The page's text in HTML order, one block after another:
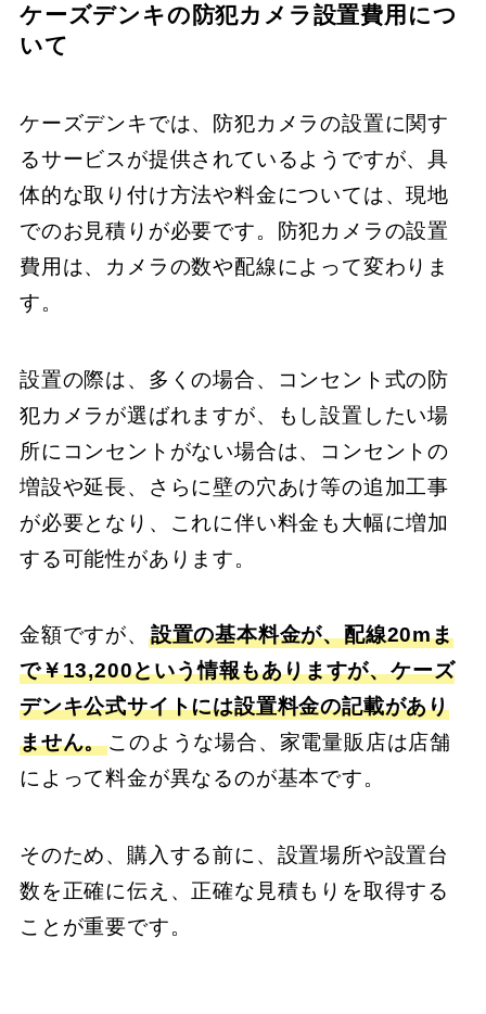
ケーズデンキの防犯カメラ設置費用につ
いて
ケーズデンキでは、防犯カメラの設置に関す
るサービスが提供されているようですが、具
体的な取り付け方法や料金については、現地
でのお見積りが必要です。防犯カメラの設置
費用は、カメラの数や配線によって変わりま
す。
設置の際は、多くの場合、コンセント式の防
犯カメラが選ばれますが、もし設置したい場
所にコンセントがない場合は、コンセントの
増設や延長、さらに壁の穴あけ等の追加工事
が必要となり、これに伴い料金も大幅に増加
する可能性があります。
金額ですが、 設置の基本料金が、配線20mま
で￥13,200という情報もありますが、ケーズ
デンキ公式サイトには設置料金の記載があり
ません。このような場合、家電量販店は店舗
によって料金が異なるのが基本です。
そのため、購入する前に、設置場所や設置台
数を正確に伝え、正確な見積もりを取得する
ことが重要です。